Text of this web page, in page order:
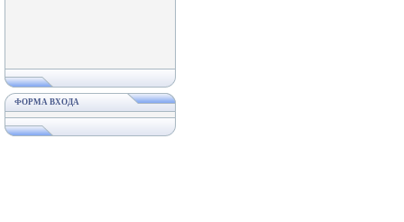
ФОРМА ВХОДА